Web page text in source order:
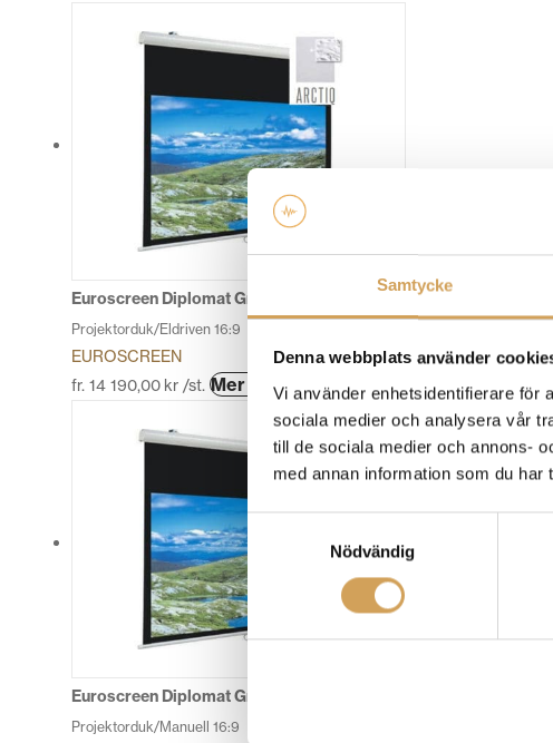
Samtycke
Denna webbplats använder
Vi använder enhetsidentifierare för
sociala medier och analysera vår
till de sociala medier och annons-
med annan information som du
Samtyckesval
Nödvändig
produkten
flera
varianter.
De
olika
kan
produktsidan
Euroscreen Diplomat GreyLight Smart ER 16:9
Projektorduk/Eldriven 16:9
EUROSCREEN
fr. 14 190,00 kr /st. Mer info »
här
produkten
har
flera
varianter.
alternativen
väljas
Euroscreen Diplomat GreyLight Soft&Quiet 16:9
Projektorduk/Manuell 16:9